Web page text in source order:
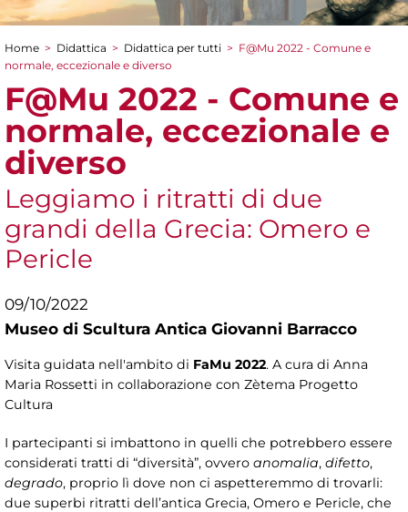
Tu sei qui
Home > Didattica > Didattica per tutti > F@Mu 2022 - Comune e
normale, eccezionale e diverso
F@Mu 2022 - Comune e
normale, eccezionale e
diverso
Leggiamo i ritratti di due
grandi della Grecia: Omero e
Pericle
09/10/2022
Museo di Scultura Antica Giovanni Barracco
Visita guidata nell'ambito di FaMu 2022. A cura di Anna
Maria Rossetti in collaborazione con Zètema Progetto
Cultura
I partecipanti si imbattono in quelli che potrebbero essere
considerati tratti di “diversità”, ovvero anomalia, difetto,
degrado, proprio lì dove non ci aspetteremmo di trovarli:
due superbi ritratti dell’antica Grecia, Omero e Pericle, che